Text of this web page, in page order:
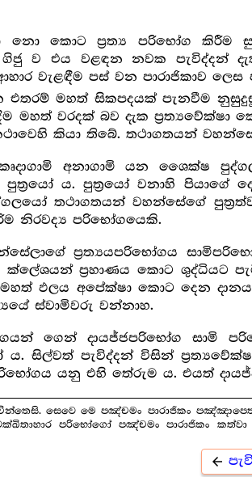
නො කොට ප්‍ර‍ත්‍ය පරිභෝග කිරීම
ව එය වළඳන නවක පැවිද්දන්
වැළඳීම පස් වන පාරාජිකාව
එතරම් මහත් සිකපදයක් පැනවීම නුසුදුසු
මහත් වරදක් බව දැක ප්‍ර‍ත්‍යවේක්ෂා
කියා තිබේ. තථාගතයන්
අනාගාමි යන ශෛක්ෂ
ය. පුත්‍රයෝ වනාහි පියාගේ
තථාගතයන් වහන්සේගේ
නිරවද්‍ය පරිභෝගයෙකි.
ප්‍ර‍ත්‍යයපරිභෝගය
ප්‍ර‍හාණය කොට ශුද්ධියට
ඵලය අපේක්ෂා කොට දෙන
ස්වාමිවරු වන්නාහ.
ගෙන් දායජ්ජපරිභෝග සාමි
ය. සිල්වත් පැවිද්දන් විසින්
යනු එහි තේරුම ය. එයත්
සෙවෙ මෙ පඤ්චමං පාරාජිකං
පරිභෝගෝ පඤ්චමං පාරාජිකං
arrow_back